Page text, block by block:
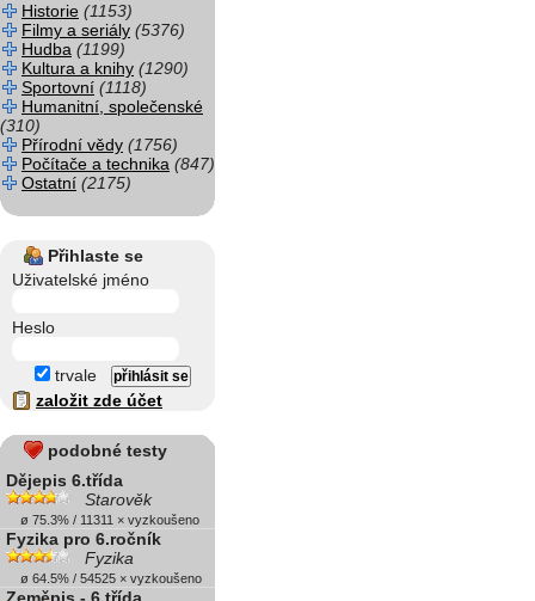
Historie (1153)
Filmy a seriály (5376)
Hudba (1199)
Kultura a knihy (1290)
Sportovní (1118)
Humanitní, společenské
(310)
Přírodní vědy (1756)
Počítače a technika (847)
Ostatní (2175)
Přihlaste se
Uživatelské jméno
Heslo
trvale
založit zde účet
podobné testy
Dějepis 6.třída
Starověk
ø 75.3% / 11311 × vyzkoušeno
Fyzika pro 6.ročník
Fyzika
ø 64.5% / 54525 × vyzkoušeno